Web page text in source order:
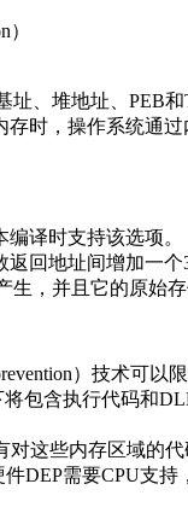
、堆地址、PEB和
存时，操作系统通
译时支持该选项。
回地址间增加一个
生，并且它的原始
）技术可
包含执行代码和
这些内存区域的代
DEP需要CPU支